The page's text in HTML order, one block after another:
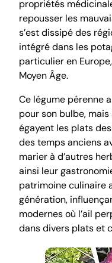
propriétés
repousser les
s’est dissipé des
intégré dans les
particulier en
Moyen Âge.
Ce légume pérenne
pour son bulbe,
égayent les plats
des temps anciens
marier à d’autres
ainsi leur
patrimoine culinaire
génération,
modernes où l’ail
dans divers plats et